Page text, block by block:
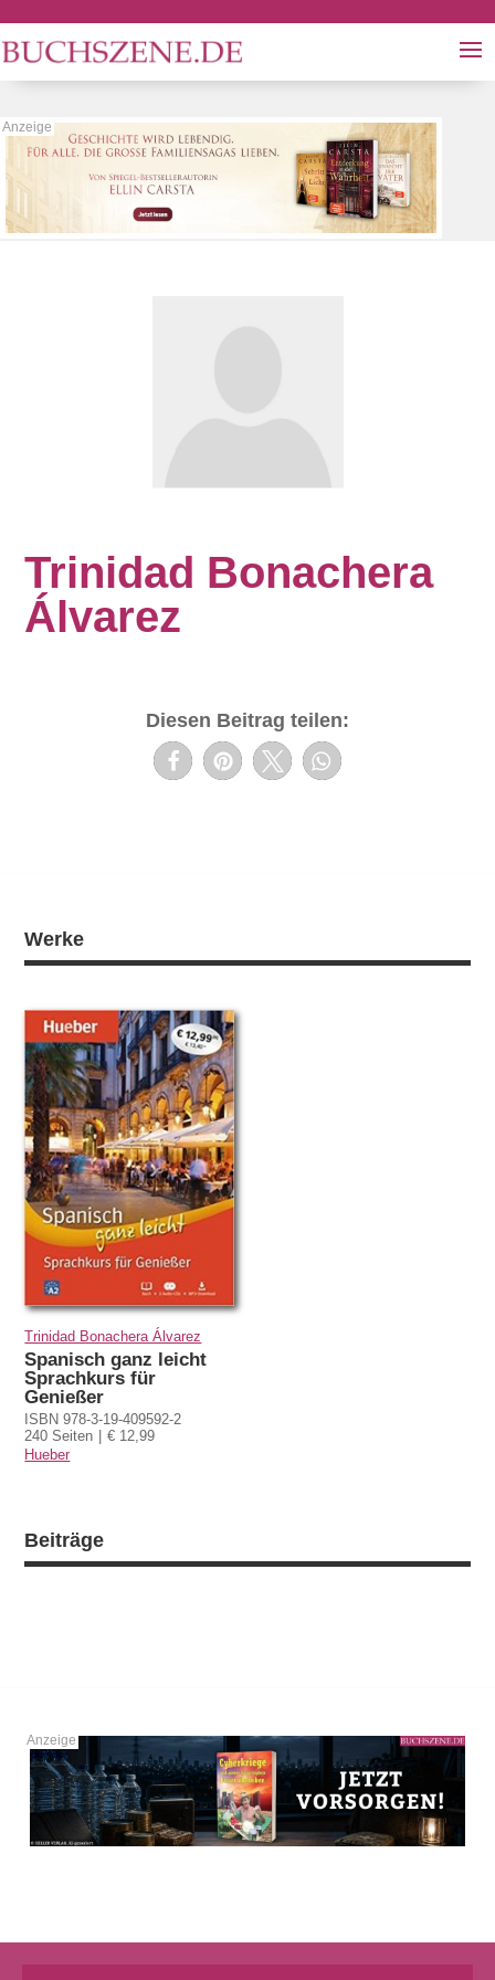
Trinidad Bonachera
Álvarez
Diesen Beitrag teilen:
Werke
Trinidad Bonachera Álvarez
Spanisch ganz leicht
Sprachkurs für
Genießer
ISBN 978-3-19-409592-2
240 Seiten
€ 12,99
Hueber
Beiträge